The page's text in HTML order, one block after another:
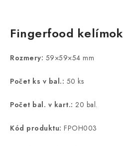
Fingerfood kelímok
Rozmery: 59×59×54 mm
Počet ks v bal.: 50 ks
Počet bal. v kart.: 20 bal.
Kód produktu: FPOH003